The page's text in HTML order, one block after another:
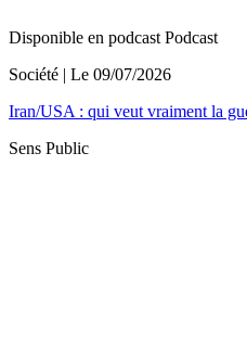
Disponible en podcast Podcast
Société | Le 09/07/2026
Iran/USA : qui veut vraiment la
Sens Public